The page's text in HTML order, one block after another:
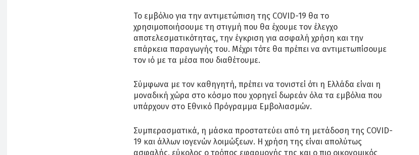
Το εμβόλιο για την αντιμετώπιση της COVID-19 θα το
χρησιμοποιήσουμε τη στιγμή που θα έχουμε τον έλεγχο
αποτελεσματικότητας, την έγκριση για ασφαλή χρήση και την
επάρκεια παραγωγής του. Μέχρι τότε θα πρέπει να αντιμετωπίσουμε
τον ιό με τα μέσα που διαθέτουμε.
Σύμφωνα με τον καθηγητή, πρέπει να τονιστεί ότι η Ελλάδα είναι η
μοναδική χώρα στο κόσμο που χορηγεί δωρεάν όλα τα εμβόλια που
υπάρχουν στο Εθνικό Πρόγραμμα Εμβολιασμών.
Συμπερασματικά, η μάσκα προστατεύει από τη μετάδοση της COVID-
19 και άλλων ιογενών λοιμώξεων. Η χρήση της είναι απολύτως
ασφαλής, εύκολος ο τρόπος εφαρμογής της και ο πιο οικονομικός